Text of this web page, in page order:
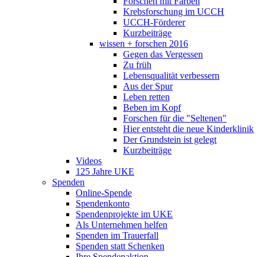
Krebsforschung im UCCH
UCCH-Förderer
Kurzbeiträge
wissen + forschen 2016
Gegen das Vergessen
Zu früh
Lebensqualität verbessern
Aus der Spur
Leben retten
Beben im Kopf
Forschen für die "Seltenen"
Hier entsteht die neue Kinderklinik
Der Grundstein ist gelegt
Kurzbeiträge
Videos
125 Jahre UKE
Spenden
Online-Spende
Spendenkonto
Spendenprojekte im UKE
Als Unternehmen helfen
Spenden im Trauerfall
Spenden statt Schenken